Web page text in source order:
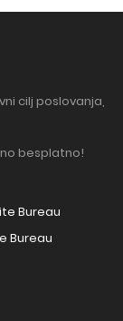
cilj poslovanja,
besplatno!
Bureau
Bureau